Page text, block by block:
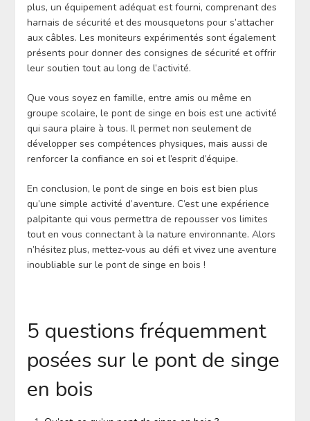
plus, un équipement adéquat est fourni, comprenant des
harnais de sécurité et des mousquetons pour s’attacher
aux câbles. Les moniteurs expérimentés sont également
présents pour donner des consignes de sécurité et offrir
leur soutien tout au long de l’activité.
Que vous soyez en famille, entre amis ou même en
groupe scolaire, le pont de singe en bois est une activité
qui saura plaire à tous. Il permet non seulement de
développer ses compétences physiques, mais aussi de
renforcer la confiance en soi et l’esprit d’équipe.
En conclusion, le pont de singe en bois est bien plus
qu’une simple activité d’aventure. C’est une expérience
palpitante qui vous permettra de repousser vos limites
tout en vous connectant à la nature environnante. Alors
n’hésitez plus, mettez-vous au défi et vivez une aventure
inoubliable sur le pont de singe en bois !
5 questions fréquemment
posées sur le pont de singe
en bois